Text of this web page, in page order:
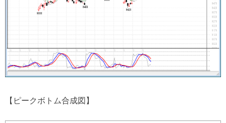
【ピークボトム合成図】